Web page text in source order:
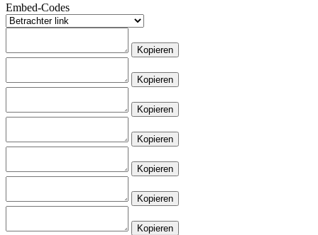
Embed-Codes
Kopieren
Kopieren
Kopieren
Kopieren
Kopieren
Kopieren
Kopieren